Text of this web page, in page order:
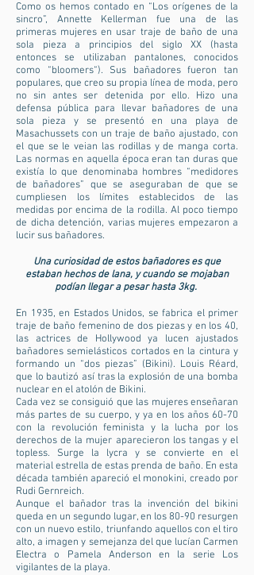
Como os hemos contado en “Los orígenes de la
sincro”, Annette Kellerman fue una de las
primeras mujeres en usar traje de baño de una
sola pieza a principios del siglo XX (hasta
entonces se utilizaban pantalones, conocidos
como “bloomers“). Sus bañadores fueron tan
populares, que creo su propia línea de moda, pero
no sin antes ser detenida por ello. Hizo una
defensa pública para llevar bañadores de una
sola pieza y se presentó en una playa de
Masachussets con un traje de baño ajustado, con
el que se le veian las rodillas y de manga corta.
Las normas en aquella época eran tan duras que
existía lo que denominaba hombres “medidores
de bañadores” que se aseguraban de que se
cumpliesen los límites establecidos de las
medidas por encima de la rodilla. Al poco tiempo
de dicha detención, varias mujeres empezaron a
lucir sus bañadores.
Una curiosidad de estos bañadores es que
estaban hechos de lana, y cuando se mojaban
podían llegar a pesar hasta 3kg.
En 1935, en Estados Unidos, se fabrica el primer
traje de baño femenino de dos piezas y en los 40,
las actrices de Hollywood ya lucen ajustados
bañadores semielásticos cortados en la cintura y
formando un “dos piezas” (Bikini). Louis Réard,
que lo bautizó así tras la explosión de una bomba
nuclear en el atolón de Bikini.
Cada vez se consiguió que las mujeres enseñaran
más partes de su cuerpo, y ya en los años 60-70
con la revolución feminista y la lucha por los
derechos de la mujer aparecieron los tangas y el
topless. Surge la lycra y se convierte en el
material estrella de estas prenda de baño. En esta
década también apareció el monokini, creado por
Rudi Gernreich.
Aunque el bañador tras la invención del bikini
queda en un segundo lugar, en los 80-90 resurgen
con un nuevo estilo, triunfando aquellos con el tiro
alto, a imagen y semejanza del que lucían Carmen
Electra o Pamela Anderson en la serie Los
vigilantes de la playa.